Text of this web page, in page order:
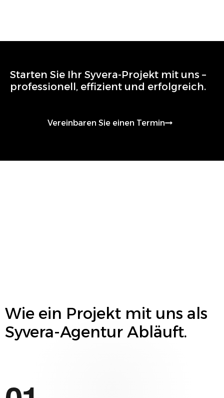
Starten Sie Ihr Syvera-Projekt mit uns –
professionell, effizient und erfolgreich.
Vereinbaren Sie einen Termin
Wie ein Projekt mit uns als
Syvera-Agentur Abläuft.